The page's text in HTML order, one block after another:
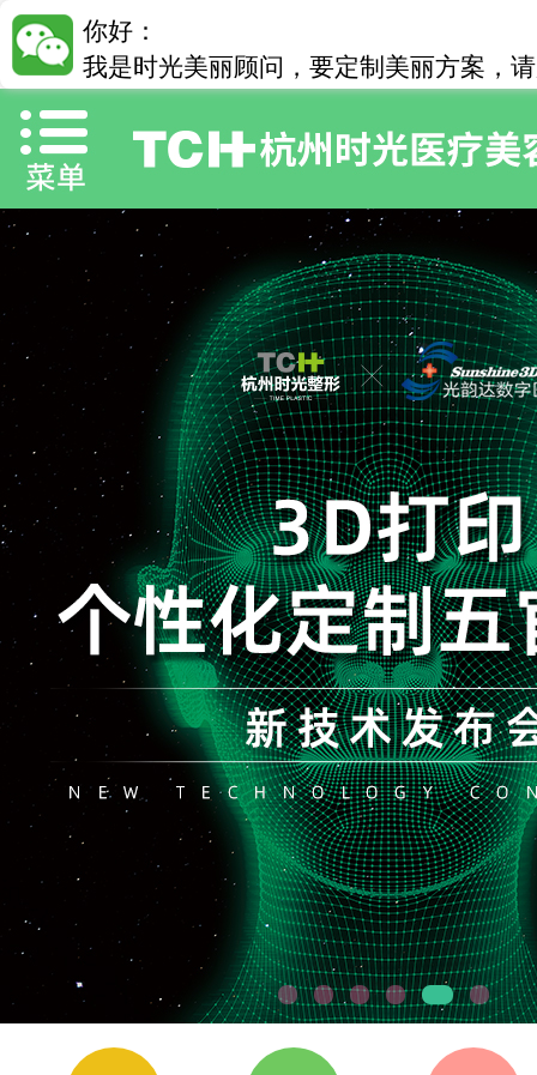
你好：
我是时光美丽顾问，要定制美丽方案，